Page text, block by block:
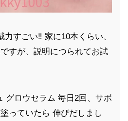
すごい‼️ 家に10本くらい、
すが、説明につられてお試
グロウセラム 毎日2回、サボ
っていたら 伸びだしまし